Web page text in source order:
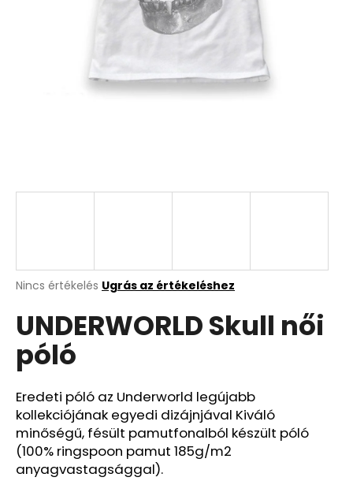
A
átlagos
értékelése
ből
0,0
csillag.
Nincs értékelés Ugrás az értékeléshez
UNDERWORLD Skull női
póló
Eredeti póló az Underworld legújabb
kollekciójának egyedi dizájnjával Kiváló
minőségű, fésült pamutfonalból készült póló
(100% ringspoon pamut 185g/m2
anyagvastagsággal).